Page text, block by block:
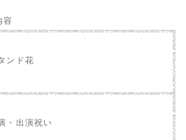
容
ンド花
・出演祝い